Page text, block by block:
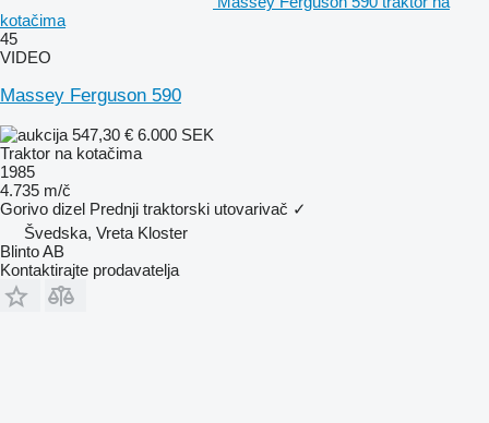
kotačima
45
VIDEO
Massey Ferguson 590
547,30 € 6.000 SEK
Traktor na kotačima
1985
4.735 m/č
Gorivo dizel Prednji traktorski utovarivač ✓
Švedska, Vreta Kloster
Blinto AB
Kontaktirajte prodavatelja